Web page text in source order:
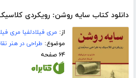
دانلود کتاب سایه روشن: رویکردی
از: مری فیلادلفیا مری
موضوع: طراحی در هنر
۶۴ صفحه